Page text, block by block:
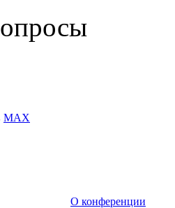
МАХ
О конференции